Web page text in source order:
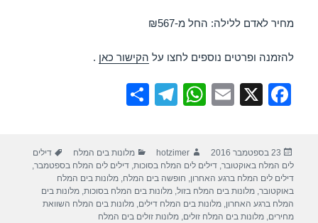
מחיר לאדם ללילה: החל מ-₪567
להזמנה ופרטים נוספים לחצו על הקישור כאן .
F
e
b
o
X
E
W
s
A
p
T
gr
a
m
e
פורסם
בתאריך
23 בספטמבר 2016 מחבר
hotzimer קטגוריות
מלונות בים המלח תגיות
דילים
לים המלח באוקטובר,דילים לים המלח בסוכות,דילים לים המלח בספטמבר,
דילים לים המלח ברגע האחרון, חופשה בים המלח,מלונות בים המלח
באוקטובר,מלונות בים המלח בזול,מלונות בים המלח בסוכות,מלונות בים
המלח ברגע האחרון,מלונות בים המלח דילים,מלונות בים המלח השוואת
מחירים,מלונות בים המלח זולים,מלונות זולים בים המלח